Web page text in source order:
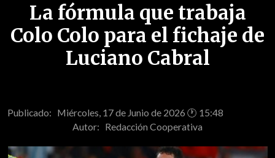
La fórmula que trabaja
Colo Colo para el fichaje de
Luciano Cabral
Publicado: Miércoles, 17 de Junio de 2026 🕐 15:48
Autor: Redacción Cooperativa